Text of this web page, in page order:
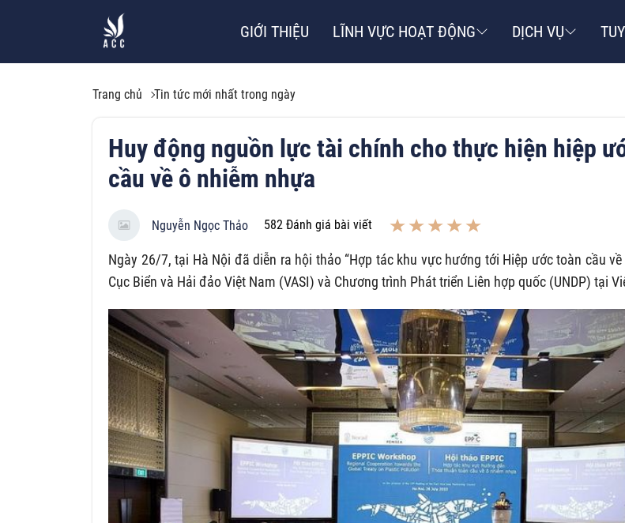
GIỚI THIỆU LĨNH VỰC HOẠT ĐỘNG DỊCH VỤ
Trang chủ Tin tức mới nhất trong ngày
Huy động nguồn lực tài chính cho thực hiện hiệp
cầu về ô nhiễm nhựa
Nguyễn Ngọc Thảo 582 Đánh giá bài viết
Ngày 26/7, tại Hà Nội đã diễn ra hội thảo “Hợp tác khu vực hướng tới Hiệp ước toàn cầu về
Cục Biển và Hải đảo Việt Nam (VASI) và Chương trình Phát triển Liên hợp quốc (UNDP) tại